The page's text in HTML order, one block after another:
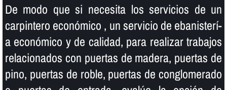
De modo que si necesita los servicios de un
carpintero económico , un servicio de ebanisterí­
a económico y de calidad, para realizar trabajos
relacionados con puertas de madera, puertas de
pino, puertas de roble, puertas de conglomerado